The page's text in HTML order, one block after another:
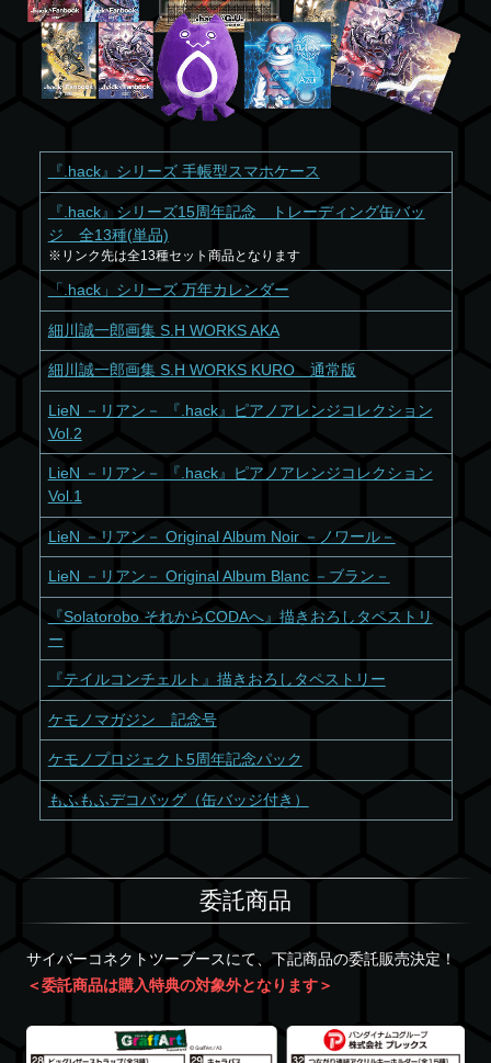
『.hack』シリーズ 手帳型スマホケース
『.hack』シリーズ15周年記念 トレーディング缶バッ
ジ 全13種(単品)
※リンク先は全13種セット商品となります
「.hack」シリーズ 万年カレンダー
細川誠一郎画集 S.H WORKS AKA
細川誠一郎画集 S.H WORKS KURO 通常版
LieN －リアン－ 『.hack』ピアノアレンジコレクション
Vol.2
LieN －リアン－ 『.hack』ピアノアレンジコレクション
Vol.1
LieN －リアン－ Original Album Noir －ノワール－
LieN －リアン－ Original Album Blanc －ブラン－
『Solatorobo それからCODAへ』描きおろしタペストリ
ー
『テイルコンチェルト』描きおろしタペストリー
ケモノマガジン 記念号
ケモノプロジェクト5周年記念パック
もふもふデコバッグ（缶バッジ付き）
委託商品
サイバーコネクトツーブースにて、下記商品の委託販売決定！
＜委託商品は購入特典の対象外となります＞